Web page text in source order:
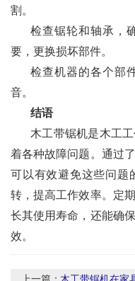
割。
检查锯轮和轴承，
要，更换损坏部件。
检查机器的各个部
音。
结语
木工带锯机是木工
着各种故障问题。通过
可以有效避免这些问题
转，提高工作效率。定
长其使用寿命，还能确
效。